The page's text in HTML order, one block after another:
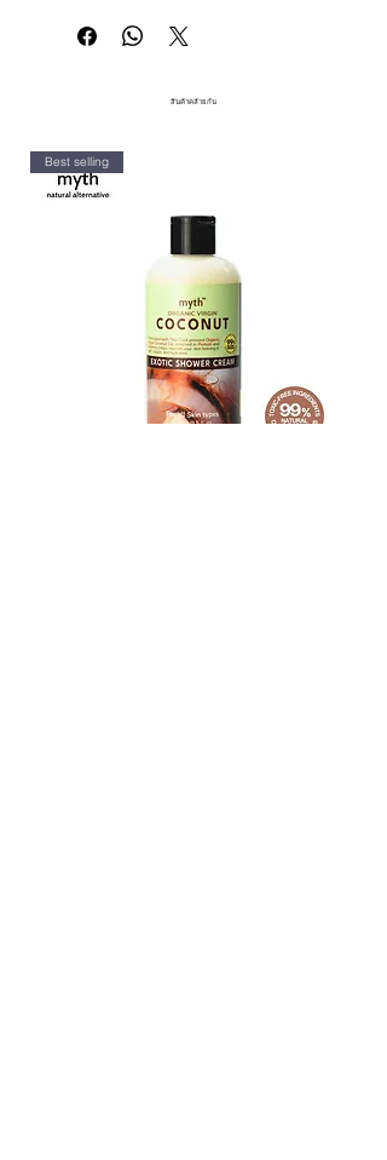
บุคคลที่
เข้าถึงง่าย ต้นกำเนิดจาก
โดยตรงกับสินค้าที่ผลิตจำนวนมากใน
ธรรมชาติ):
ธรรมชาติโดยตรง เช่น พืชหรือสัตว์
ส่วนผสมที่มาจากพืช และผ่าน
กระบวนการสกัดสารประกอบที่มี
ประโยชน์ต่อผิวและผม
Non Carcinogenic (ไม่ก่อมะเร็ง):
สารหรือตัวแทนที่ไม่ก่อให้เกิดมะเร็ง
ซึ่งไม่มีความสามารถในการกระตุ้
นการพัฒนาเซลล์มะเร็งหรือเนื้องอก
สินค้าคล้ายกัน
Best selling